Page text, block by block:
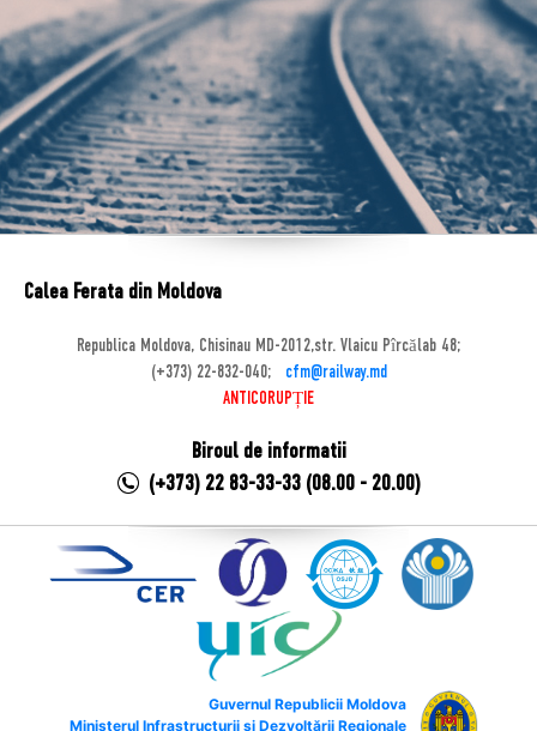
Calea Ferata din Moldova
Republica Moldova, Chisinau MD-2012,str. Vlaicu Pîrcălab 48;
(+373) 22-832-040;
cfm@railway.md
ANTICORUPȚIE
Biroul de informatii
(+373) 22 83-33-33 (08.00 - 20.00)
Guvernul Republicii Moldova
Ministerul Infrastructurii și Dezvoltării Regionale